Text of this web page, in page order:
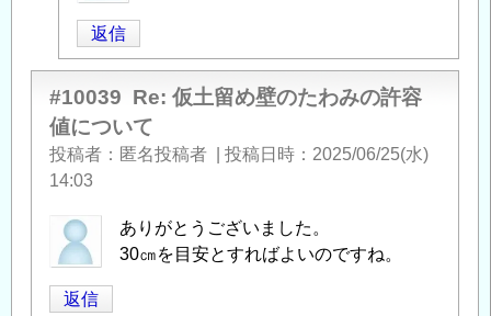
投
稿
者
に
よ
る
「
土
留
壁
返信
#10039 Re: 仮土留め壁のたわみの許容
値について
投稿者 匿名投稿者 投稿日時
2025/06/25(水)
14:03
ありがとうございました。
30㎝を目安とすればよいのですね。
返信